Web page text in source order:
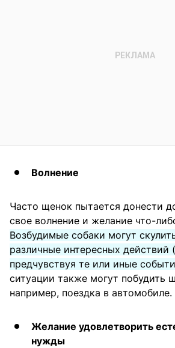
Волнение
Часто щенок пытается донести
свое волнение и желание что-
Возбудимые собаки могут
различные интересных действий
предчувствуя те или иные
ситуации также могут побудить
например, поездка в автомобиле.
Желание удовлетворить
нужды